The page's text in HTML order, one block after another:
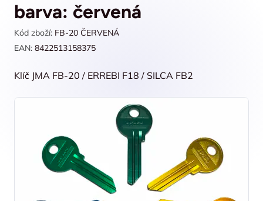
barva: červená
Kód zboží: FB-20 ČERVENÁ
EAN: 8422513158375
Klíč JMA FB-20 / ERREBI F18 / SILCA FB2